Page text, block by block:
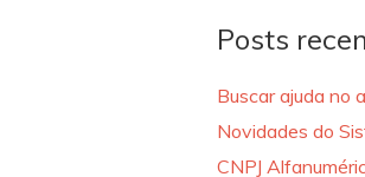
Posts
Buscar ajuda no
Novidades do
CNPJ